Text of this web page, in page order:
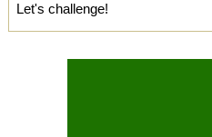
Let's challenge!